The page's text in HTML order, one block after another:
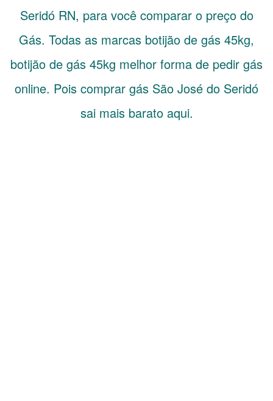
Seridó RN, para você comparar o preço do
Gás. Todas as marcas botijão de gás 45kg,
botijão de gás 45kg melhor forma de pedir gás
online. Pois comprar gás São José do Seridó
sai mais barato aqui.